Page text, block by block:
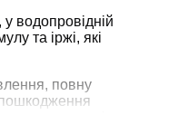
водопровідній
та іржі, які
повну
пошкодження